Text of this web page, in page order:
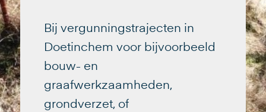
Bij vergunningstrajecten in
Doetinchem voor bijvoorbeeld
bouw- en
graafwerkzaamheden,
grondverzet, of